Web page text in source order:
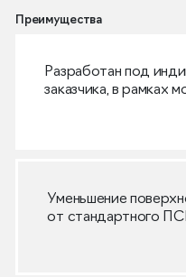
Преимущества
Разработан под
заказчика, в рамках
Уменьшение
от стандартного ПСГ